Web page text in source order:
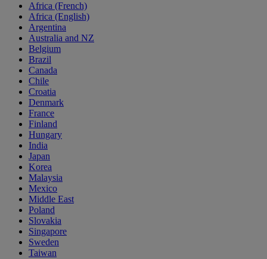
Africa (French)
Africa (English)
Argentina
Australia and NZ
Belgium
Brazil
Canada
Chile
Croatia
Denmark
France
Finland
Hungary
India
Japan
Korea
Malaysia
Mexico
Middle East
Poland
Slovakia
Singapore
Sweden
Taiwan